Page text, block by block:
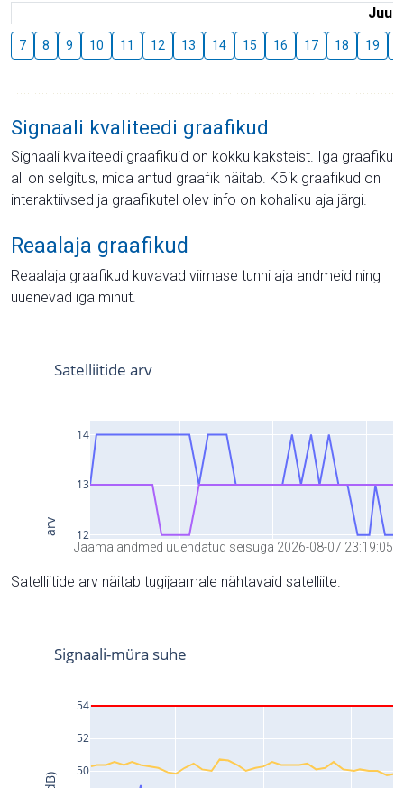
Juuli
7 8 9 10 11 12 13 14 15 16 17 18 19
Signaali kvaliteedi graafikud
Signaali kvaliteedi graafikuid on kokku kaksteist. Iga graafiku
all on selgitus, mida antud graafik näitab. Kõik graafikud on
interaktiivsed ja graafikutel olev info on kohaliku aja järgi.
Reaalaja graafikud
Reaalaja graafikud kuvavad viimase tunni aja andmeid ning
uuenevad iga minut.
Jaama andmed uuendatud seisuga 2026-08-07 23:19:05
Satelliitide arv näitab tugijaamale nähtavaid satelliite.